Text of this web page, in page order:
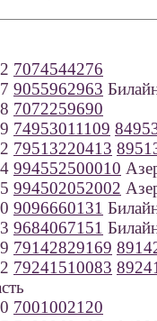
7074544276
9055962963
7072259690
74953011109
79513220413
994552500010
994502052002
9096660131
9684067151
79142829169
79241510083
7001002120